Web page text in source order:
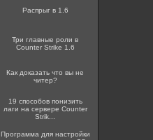
Распрыг в 1.6
Три главные роли в
Counter Strike 1.6
Как доказать что вы не
читер?
19 способов понизить
лаги на сервере Counter
Strik...
Программа для настройки